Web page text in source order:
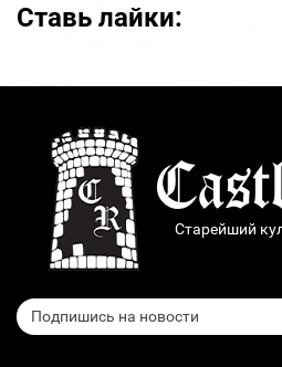
Ставь лайки:
Старейший